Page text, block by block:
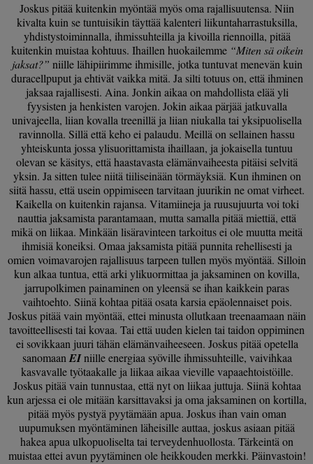
Joskus pitää kuitenkin myöntää myös oma rajallisuutensa. Niin
kivalta kuin se tuntuisikin täyttää kalenteri liikuntaharrastuksilla,
yhdistystoiminnalla, ihmissuhteilla ja kivoilla riennoilla, pitää
kuitenkin muistaa kohtuus. Ihaillen huokailemme “Miten sä oikein
jaksat?” niille lähipiirimme ihmisille, jotka tuntuvat menevän kuin
duracellpuput ja ehtivät vaikka mitä. Ja silti totuus on, että ihminen
jaksaa rajallisesti. Aina. Jonkin aikaa on mahdollista elää yli
fyysisten ja henkisten varojen. Jokin aikaa pärjää jatkuvalla
univajeella, liian kovalla treenillä ja liian niukalla tai yksipuolisella
ravinnolla. Sillä että keho ei palaudu. Meillä on sellainen hassu
yhteiskunta jossa ylisuorittamista ihaillaan, ja jokaisella tuntuu
olevan se käsitys, että haastavasta elämänvaiheesta pitäisi selvitä
yksin. Ja sitten tulee niitä tiiliseinään törmäyksiä. Kun ihminen on
siitä hassu, että usein oppimiseen tarvitaan juurikin ne omat virheet.
Kaikella on kuitenkin rajansa. Vitamiineja ja ruusujuurta voi toki
nauttia jaksamista parantamaan, mutta samalla pitää miettiä, että
mikä on liikaa. Minkään lisäravinteen tarkoitus ei ole muutta meitä
ihmisiä koneiksi. Omaa jaksamista pitää punnita rehellisesti ja
omien voimavarojen rajallisuus tarpeen tullen myös myöntää. Silloin
kun alkaa tuntua, että arki ylikuormittaa ja jaksaminen on kovilla,
jarrupolkimen painaminen on yleensä se ihan kaikkein paras
vaihtoehto. Siinä kohtaa pitää osata karsia epäolennaiset pois.
Joskus pitää vain myöntää, ettei minusta ollutkaan treenaamaan näin
tavoitteellisesti tai kovaa. Tai että uuden kielen tai taidon oppiminen
ei sovikkaan juuri tähän elämänvaiheeseen. Joskus pitää opetella
sanomaanEIniille energiaa syöville ihmissuhteille, vaivihkaa
kasvavalle työtaakalle ja liikaa aikaa vieville vapaaehtoistöille.
Joskus pitää vain tunnustaa, että nyt on liikaa juttuja. Siinä kohtaa
kun arjessa ei ole mitään karsittavaksi ja oma jaksaminen on kortilla,
pitää myös pystyä pyytämään apua. Joskus ihan vain oman
uupumuksen myöntäminen läheisille auttaa, joskus asiaan pitää
hakea apua ulkopuoliselta tai terveydenhuollosta. Tärkeintä on
muistaa ettei avun pyytäminen ole heikkouden merkki. Päinvastoin!